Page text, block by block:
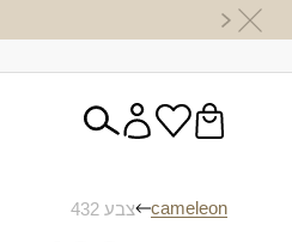
cameleon צבע 432